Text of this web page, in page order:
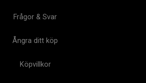
Frågor & Svar
Ångra ditt köp
Köpvillkor